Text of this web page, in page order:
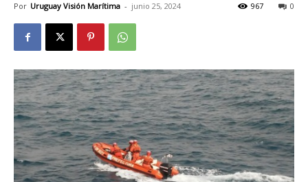
Por Uruguay Visión Marítima - junio 25, 2024 0
967